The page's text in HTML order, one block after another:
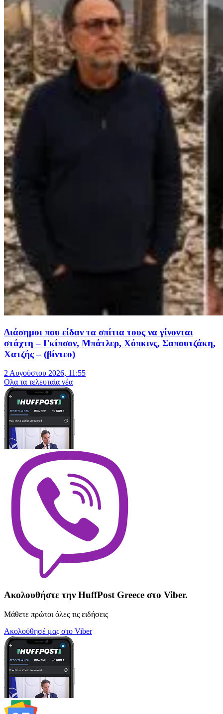
Διάσημοι που είδαν τα σπίτια τους να γίνονται
στάχτη – Γκίπσον, Μπάτλερ, Χόπκινς, Σαπουτζάκη,
Χατζής – (βίντεο)
2 Αυγούστου 2026, 11:55
Oλα τα τελευταία νέα
Ακολουθήστε την HuffPost Greece στο Viber.
Μάθετε πρώτοι όλες τις ειδήσεις
Ακολούθησέ μας στο Viber